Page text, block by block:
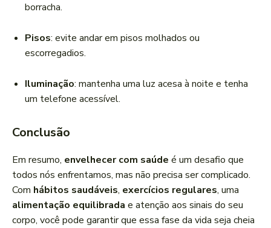
borracha.
Pisos: evite andar em pisos molhados ou
escorregadios.
Iluminação: mantenha uma luz acesa à noite e tenha
um telefone acessível.
Conclusão
Em resumo, envelhecer com saúde é um desafio que
todos nós enfrentamos, mas não precisa ser complicado.
Com hábitos saudáveis, exercícios regulares, uma
alimentação equilibrada e atenção aos sinais do seu
corpo, você pode garantir que essa fase da vida seja cheia